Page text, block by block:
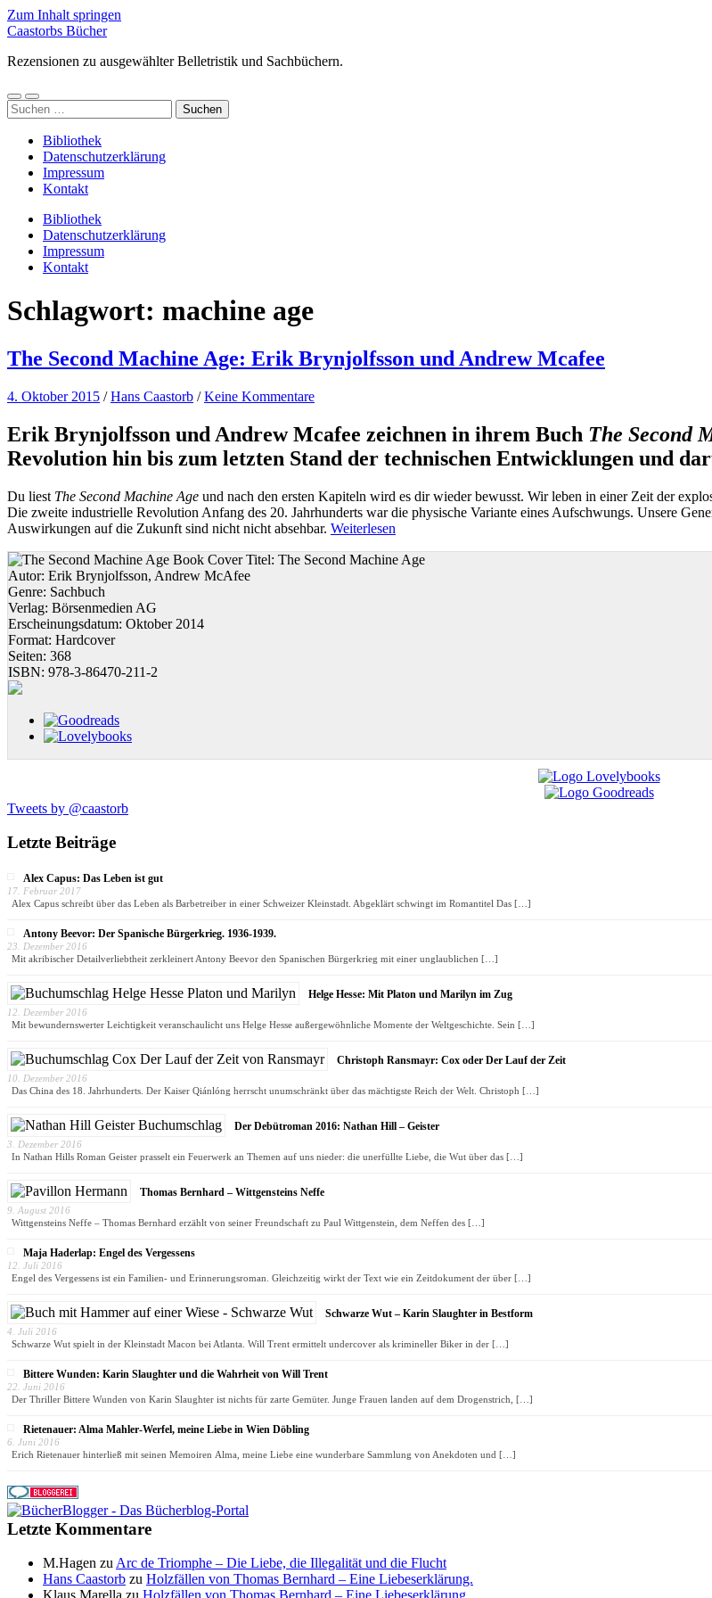
Zum Inhalt springen
Caastorbs Bücher
Rezensionen zu ausgewählter Belletristik und Sachbüchern.
Mobile-
Menü
Suchfeld
ein-/ausblenden
Suchen
nach:
Bibliothek
Datenschutzerklärung
Impressum
Kontakt
Bibliothek
Datenschutzerklärung
Impressum
Kontakt
Schlagwort: machine age
The Second Machine Age: Erik Brynjolfsson und Andrew Mcafee
4. Oktober 2015 /Hans Caastorb /Keine Kommentare
Erik Brynjolfsson und Andrew Mcafee zeichnen in ihrem Buch The Second
Revolution hin bis zum letzten Stand der technischen Entwicklungen und
Du liest The Second Machine Age und nach den ersten Kapiteln wird es dir wieder bewusst. Wir leben in einer Zeit der
Die zweite industrielle Revolution Anfang des 20. Jahrhunderts war die physische Variante eines Aufschwungs. Unsere
Auswirkungen auf die Zukunft sind nicht nicht absehbar. Weiterlesen
Titel: The Second Machine Age
Autor: Erik Brynjolfsson, Andrew McAfee
Genre: Sachbuch
Verlag: Börsenmedien AG
Erscheinungsdatum: Oktober 2014
Format: Hardcover
Seiten: 368
ISBN: 978-3-86470-211-2
Tweets by @caastorb
Letzte Beiträge
Alex Capus: Das Leben ist gut
17. Februar 2017
Alex Capus schreibt über das Leben als Barbetreiber in einer Schweizer Kleinstadt. Abgeklärt schwingt im Romantitel Das […]
Antony Beevor: Der Spanische Bürgerkrieg. 1936-1939.
23. Dezember 2016
Mit akribischer Detailverliebtheit zerkleinert Antony Beevor den Spanischen Bürgerkrieg mit einer unglaublichen […]
Helge Hesse: Mit Platon und Marilyn im Zug
12. Dezember 2016
Mit bewundernswerter Leichtigkeit veranschaulicht uns Helge Hesse außergewöhnliche Momente der Weltgeschichte. Sein […]
Christoph Ransmayr: Cox oder Der Lauf der Zeit
10. Dezember 2016
Das China des 18. Jahrhunderts. Der Kaiser Qiánlóng herrscht unumschränkt über das mächtigste Reich der Welt. Christoph […]
Der Debütroman 2016: Nathan Hill – Geister
3. Dezember 2016
In Nathan Hills Roman Geister prasselt ein Feuerwerk an Themen auf uns nieder: die unerfüllte Liebe, die Wut über das […]
Thomas Bernhard – Wittgensteins Neffe
9. August 2016
Wittgensteins Neffe – Thomas Bernhard erzählt von seiner Freundschaft zu Paul Wittgenstein, dem Neffen des […]
Maja Haderlap: Engel des Vergessens
12. Juli 2016
Engel des Vergessens ist ein Familien- und Erinnerungsroman. Gleichzeitig wirkt der Text wie ein Zeitdokument der über […]
Schwarze Wut – Karin Slaughter in Bestform
4. Juli 2016
Schwarze Wut spielt in der Kleinstadt Macon bei Atlanta. Will Trent ermittelt undercover als krimineller Biker in der […]
Bittere Wunden: Karin Slaughter und die Wahrheit von Will Trent
22. Juni 2016
Der Thriller Bittere Wunden von Karin Slaughter ist nichts für zarte Gemüter. Junge Frauen landen auf dem Drogenstrich, […]
Rietenauer: Alma Mahler-Werfel, meine Liebe in Wien Döbling
6. Juni 2016
Erich Rietenauer hinterließ mit seinen Memoiren Alma, meine Liebe eine wunderbare Sammlung von Anekdoten und […]
Letzte Kommentare
M.Hagen zuArc de Triomphe – Die Liebe, die Illegalität und die Flucht
Hans Caastorb zu Holzfällen von Thomas Bernhard – Eine Liebeserklärung.